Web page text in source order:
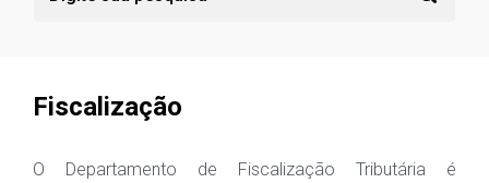
Fiscalização
O Departamento de Fiscalização Tributária é